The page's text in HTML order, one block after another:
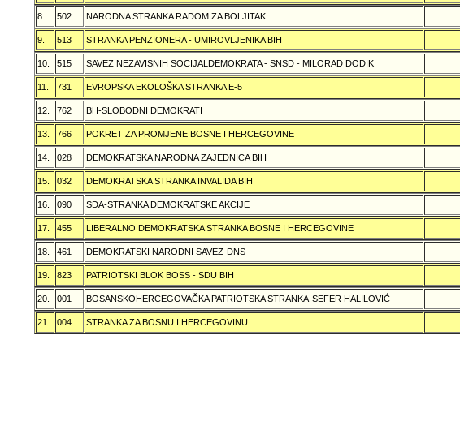
8. 502 NARODNA STRANKA RADOM ZA BOLJITAK
9. 513 STRANKA PENZIONERA - UMIROVLJENIKA BIH
10. 515 SAVEZ NEZAVISNIH SOCIJALDEMOKRATA - SNSD - MILORAD DODIK
11. 731 EVROPSKA EKOLOŠKA STRANKA E-5
12. 762 BH-SLOBODNI DEMOKRATI
13. 766 POKRET ZA PROMJENE BOSNE I HERCEGOVINE
14. 028 DEMOKRATSKA NARODNA ZAJEDNICA BIH
15. 032 DEMOKRATSKA STRANKA INVALIDA BIH
16. 090 SDA-STRANKA DEMOKRATSKE AKCIJE
17. 455 LIBERALNO DEMOKRATSKA STRANKA BOSNE I HERCEGOVINE
18. 461 DEMOKRATSKI NARODNI SAVEZ-DNS
19. 823 PATRIOTSKI BLOK BOSS - SDU BIH
20. 001 BOSANSKOHERCEGOVAČKA PATRIOTSKA STRANKA-SEFER HALILOVIĆ
21. 004 STRANKA ZA BOSNU I HERCEGOVINU